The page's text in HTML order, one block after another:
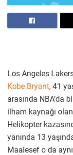
Los Angeles
Kobe Bryant, 41
arasında NBA’da
ilham kaynağı
Helikopter
yanında 13
Maalesef o da